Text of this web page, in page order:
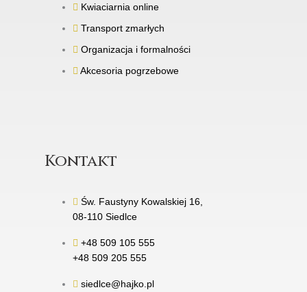
Kwiaciarnia online
Transport zmarłych
Organizacja i formalności
Akcesoria pogrzebowe
Kontakt
Św. Faustyny Kowalskiej 16,
08-110 Siedlce
+48 509 105 555
+48 509 205 555
siedlce@hajko.pl